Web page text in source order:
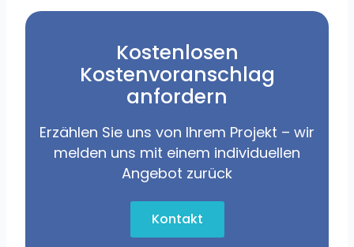
Kostenlosen
Kostenvoranschlag
anfordern
Erzählen Sie uns von Ihrem Projekt – wir
melden uns mit einem individuellen
Angebot zurück
Kontakt